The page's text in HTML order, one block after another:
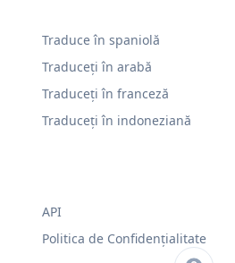
Traduce în spaniolă
Traduceți în arabă
Traduceți în franceză
Traduceți în indoneziană
API
Politica de Confidențialitate